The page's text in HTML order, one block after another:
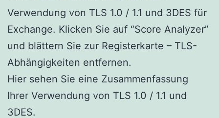
Verwendung von TLS 1.0 / 1.1 und 3DES für
Exchange. Klicken Sie auf “Score Analyzer”
und blättern Sie zur Registerkarte – TLS-
Abhängigkeiten entfernen.
Hier sehen Sie eine Zusammenfassung
Ihrer Verwendung von TLS 1.0 / 1.1 und
3DES.